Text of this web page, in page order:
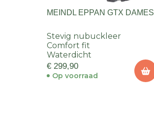
MEINDL EPPAN GTX DAMES
Stevig nubuckleer
Comfort fit
Waterdicht
€ 299,90
Op voorraad